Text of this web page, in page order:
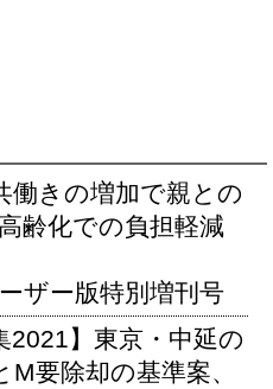
働きの増加で親との
齢化での負担軽減
ザー版特別増刊号
2021】東京・中延の
要除却の基準案、